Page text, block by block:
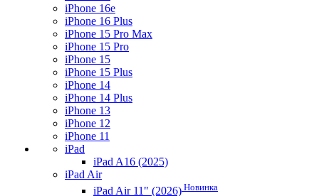
iPhone 16e
iPhone 16 Plus
iPhone 15 Pro Max
iPhone 15 Pro
iPhone 15
iPhone 15 Plus
iPhone 14
iPhone 14 Plus
iPhone 13
iPhone 12
iPhone 11
iPad
iPad A16 (2025)
iPad Air
iPad Air 11" (2026) Новинка